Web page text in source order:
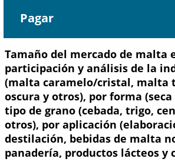
Pagar
Tamaño del mercado de malta
participación y análisis de la
(malta caramelo/cristal, malta
oscura y otros), por forma
tipo de grano (cebada, trigo,
otros), por aplicación
destilación, bebidas de malta
panadería, productos lácteos y